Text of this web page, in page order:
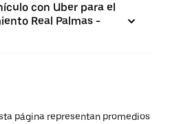
con Uber para el
Real Palmas -
página representan promedios